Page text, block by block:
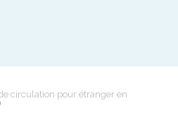
circulation pour étranger en